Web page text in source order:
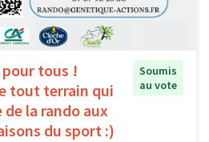
tous !
tout terrain qui
la rando aux
du sport :)
Soumis
au vote